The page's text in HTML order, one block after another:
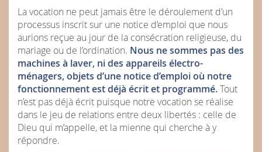
La vocation ne peut jamais être le déroulement d’un
processus inscrit sur une notice d’emploi que nous
aurions reçue au jour de la consécration religieuse, du
mariage ou de l’ordination. Nous ne sommes pas des
machines à laver, ni des appareils électro-
ménagers, objets d’une notice d’emploi où notre
fonctionnement est déjà écrit et programmé.Tout
n’est pas déjà écrit puisque notre vocation se réalise
dans le jeu de relations entre deux libertés : celle de
Dieu qui m’appelle, et la mienne qui cherche à y
répondre.